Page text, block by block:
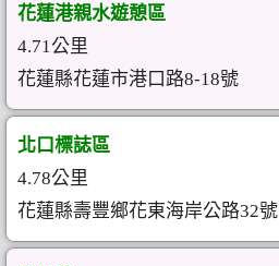
花蓮港親水遊憩區
4.71公里
花蓮縣花蓮市港口路8-18號
北口標誌區
4.78公里
花蓮縣壽豐鄉花東海岸公路32號